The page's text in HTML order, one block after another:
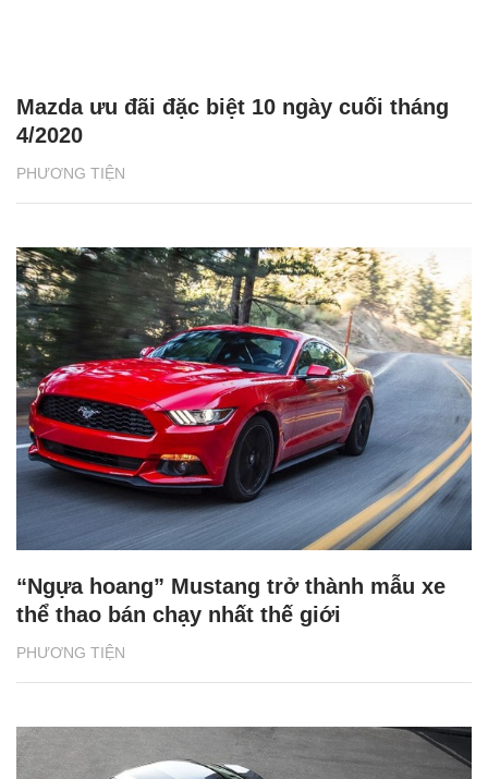
PHƯƠNG TIỆN
Mazda ưu đãi đặc biệt 10 ngày cuối tháng
4/2020
PHƯƠNG TIỆN
“Ngựa hoang” Mustang trở thành mẫu xe
thể thao bán chạy nhất thế giới